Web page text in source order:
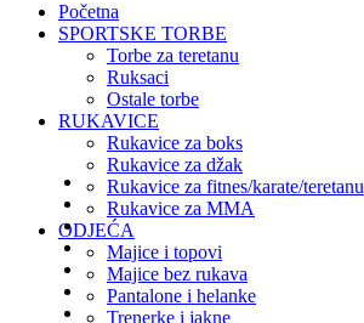
Početna
SPORTSKE TORBE
Torbe za teretanu
Ruksaci
Ostale torbe
RUKAVICE
Rukavice za boks
Rukavice za džak
Rukavice za fitnes/karate/teretanu
Rukavice za MMA
ODJEĆA
Majice i topovi
Majice bez rukava
Pantalone i helanke
Trenerke i jakne